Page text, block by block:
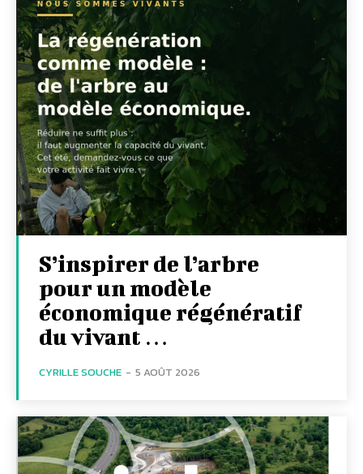
S’inspirer de l’arbre
pour un modèle
économique régénératif
du vivant …
CYRILLE SOUCHE - 5 AOÛT 2026